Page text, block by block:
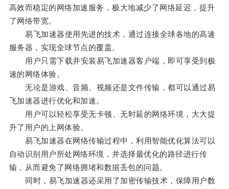
高效而稳定的网络加速服务，极大地减少了网络延迟，提升
了网络带宽。
易飞加速器使用先进的技术，通过连接全球各地的高速
服务器，实现全球节点的覆盖。
用户只需下载并安装易飞加速器客户端，即可享受到极
速的网络体验。
无论是游戏、音频、视频还是文件传输，都可以通过易
飞加速器进行优化和加速。
用户可以轻松享受无卡顿、无时延的网络环境，大大提
升了用户的上网体验。
易飞加速器在网络传输过程中，利用智能优化算法可以
自动识别用户所处网络环境，并选择最优化的路径进行传
输，从而避免了网络拥堵和数据丢包的问题。
同时，易飞加速器还采用了加密传输技术，保障用户数